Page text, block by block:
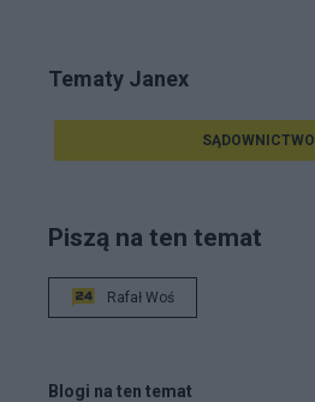
Tematy Janex
SĄDOWNICTWO
Piszą na ten temat
Rafał Woś
Blogi na ten temat